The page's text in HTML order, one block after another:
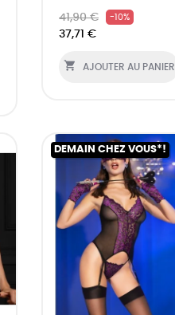
41,90 € -10%
37,71 €
 AJOUTER AU PANIER
DEMAIN CHEZ VOUS*!